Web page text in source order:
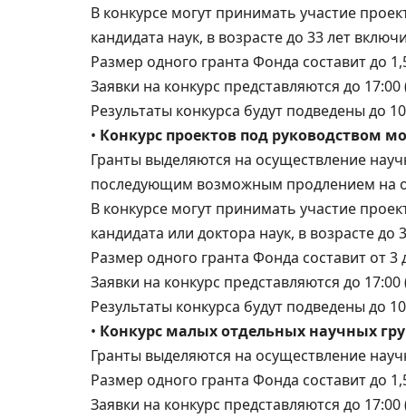
В конкурсе могут принимать участие
кандидата наук, в возрасте до 33 лет
Размер одного гранта Фонда составит до
Заявки на конкурс представляются до
Результаты конкурса будут подведены до
• Конкурс проектов под руководством
Гранты выделяются на осуществление
последующим возможным продлением на
В конкурсе могут принимать участие
кандидата или доктора наук, в возрасте до
Размер одного гранта Фонда составит от
Заявки на конкурс представляются до
Результаты конкурса будут подведены до
• Конкурс малых отдельных научных
Гранты выделяются на осуществление
Размер одного гранта Фонда составит до
Заявки на конкурс представляются до